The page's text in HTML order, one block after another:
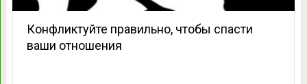
Конфликтуйте правильно, чтобы спасти
ваши отношения